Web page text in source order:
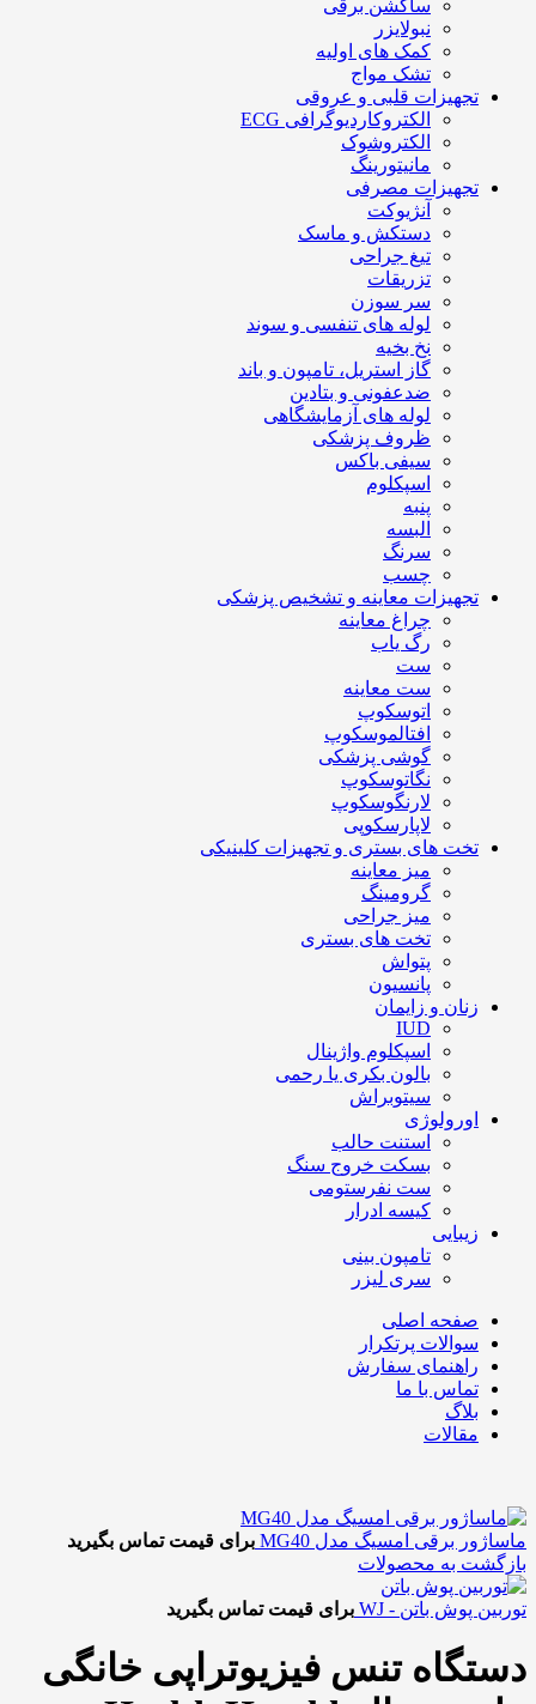
ساکشن برقی
نبولایزر
کمک های اولیه
تشک مواج
تجهیزات قلبی و عروقی
الکتروکاردیوگرافی ECG
الکتروشوک
مانیتورینگ
تجهیزات مصرفی
آنژیوکت
دستکش و ماسک
تیغ جراحی
تزریقات
سر سوزن
لوله های تنفسی و سوند
نخ بخیه
گاز استریل، تامپون و باند
ضدعفونی و بتادین
لوله های آزمایشگاهی
ظروف پزشکی
سیفی باکس
اسپکلوم
پنبه
البسه
سرنگ
چسب
تجهیزات معاینه و تشخیص پزشکی
چراغ معاینه
رگ یاب
ست
ست معاینه
اتوسکوپ
افتالموسکوپ
گوشی پزشکی
نگاتوسکوپ
لارنگوسکوپ
لاپارسکوپی
تخت های بستری و تجهیزات کلینیکی
میز معاینه
گرومینگ
میز جراحی
تخت های بستری
پتواش
پانسیون
زنان و زایمان
IUD
اسپکلوم واژینال
بالون بکری یا رحمی
سیتوبراش
اورولوژی
استنت حالب
بسکت خروج سنگ
ست نفرستومی
کیسه ادرار
زیبایی
تامپون بینی
سری لیزر
صفحه اصلی
سوالات پرتکرار
راهنمای سفارش
تماس با ما
بلاگ
مقالات
ماساژور برقی امسیگ مدل MG40
برای قیمت تماس بگیرید
بازگشت به محصولات
توربین پوش باتن - WJ برای قیمت تماس بگیرید
دستگاه تنس فیزیوتراپی خانگی